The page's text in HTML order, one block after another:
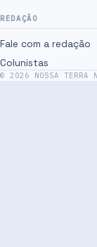
REDAÇÃO
Fale com a redação
Colunistas
©2026 NOSSA TERRA